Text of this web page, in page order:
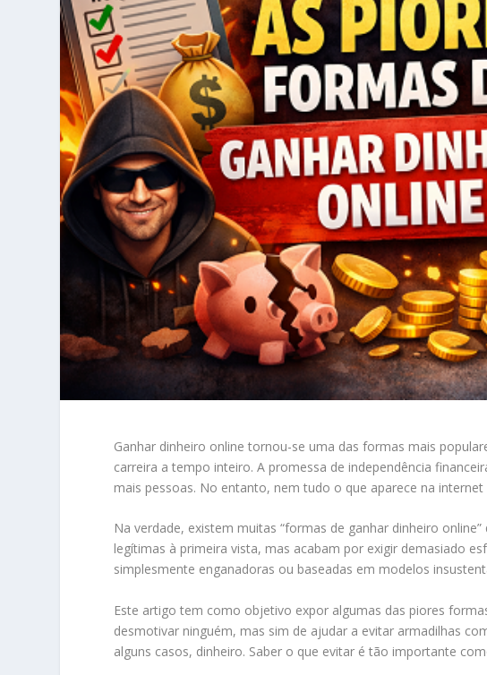
Ganhar dinheiro online tornou-se uma das formas mais
carreira a tempo inteiro. A promessa de independência
mais pessoas. No entanto, nem tudo o que aparece na
Na verdade, existem muitas “formas de ganhar dinheiro
legítimas à primeira vista, mas acabam por exigir demasiado
simplesmente enganadoras ou baseadas em modelos
Este artigo tem como objetivo expor algumas das piores
desmotivar ninguém, mas sim de ajudar a evitar armadilhas
alguns casos, dinheiro. Saber o que evitar é tão importante